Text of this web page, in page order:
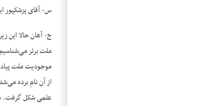
س- آقای پزشک‎پور این زیرساخت اقتصادی که اید‌ئولوژی پان‌ایرانیسم برای جامعۀ ایرانی در نظر داشت و یا دارد چیست؟
موجودیت ملت
از آن نام برده